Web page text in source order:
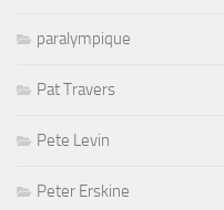
paralympique
Pat Travers
Pete Levin
Peter Erskine